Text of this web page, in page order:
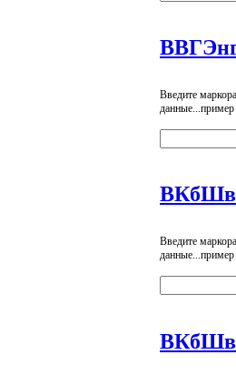
Введите
ВКбШв
Введите